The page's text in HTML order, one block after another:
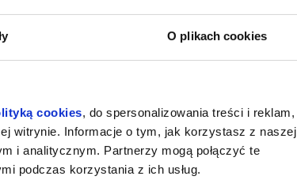
O plikach cookies
cookies, do spersonalizowania treści i reklam,
witrynie. Informacje o tym, jak korzystasz z naszej
i analitycznym. Partnerzy mogą połączyć te
podczas korzystania z ich usług.